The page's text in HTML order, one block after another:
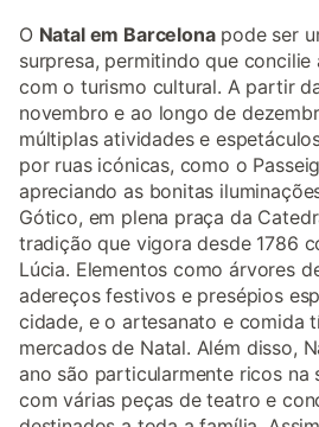
O Natal em Barcelonapode ser
surpresa, permitindo que concilie
com o turismo cultural. A partir
novembro e ao longo de
múltiplas atividades e
por ruas icónicas, ​​como o
apreciando as bonitas
Gótico, em plena praça da
tradição que vigora desde 1786
Lúcia. Elementos como árvores
adereços festivos e presépios
cidade, e o artesanato e comida
mercados de Natal. Além disso,
ano são particularmente ricos na
com várias peças de teatro e